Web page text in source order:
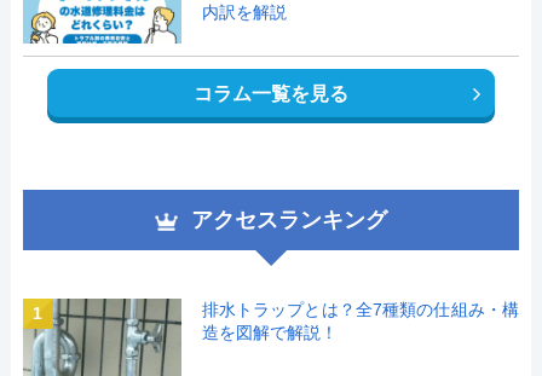
内訳を解説
コラム一覧を見る
アクセスランキング
1
排水トラップとは？全7種類の仕組み・構
造を図解で解説！